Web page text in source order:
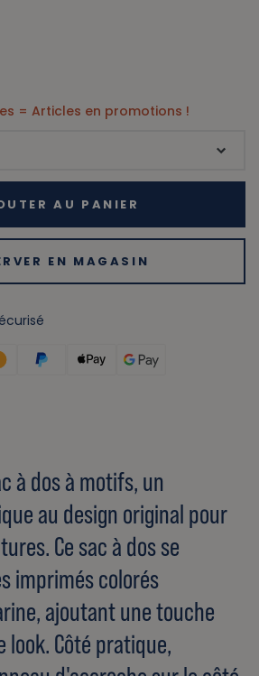
= Articles en promotions !
AU PANIER
EN MAGASIN
à dos à motifs, un
au design original pour
Ce sac à dos se
imprimés colorés
ajoutant une touche
Côté pratique,